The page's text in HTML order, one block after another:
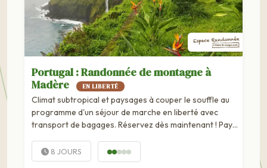
Portugal : Randonnée de montagne à
Madère
EN LIBERTÉ
Climat subtropical et paysages à couper le souffle au
programme d'un séjour de marche en liberté avec
transport de bagages. Réservez dès maintenant ! Pays :
env. 80 km Distance moyenne/jour : 13 km Niveau de
difficulté : modéré Vous...
8 JOURS